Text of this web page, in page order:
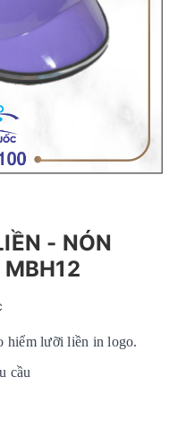
- NÓN
hiểm lưỡi liền in logo.
cầu